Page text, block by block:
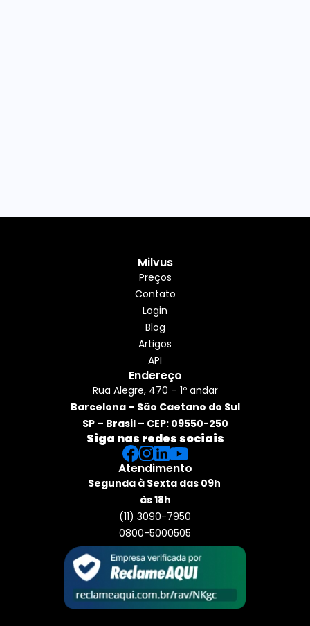
Milvus
Preços
Contato
Login
Blog
Artigos
API
Endereço
Rua Alegre, 470 – 1º andar
Barcelona – São Caetano do Sul
SP – Brasil – CEP: 09550-250
Siga nas redes sociais
Atendimento
Segunda à Sexta das 09h
às 18h
(11) 3090-7950
0800-5000505